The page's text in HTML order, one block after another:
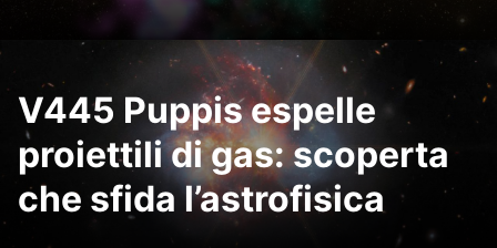
V445 Puppis espelle
proiettili di gas: scoperta
che sfida l’astrofisica